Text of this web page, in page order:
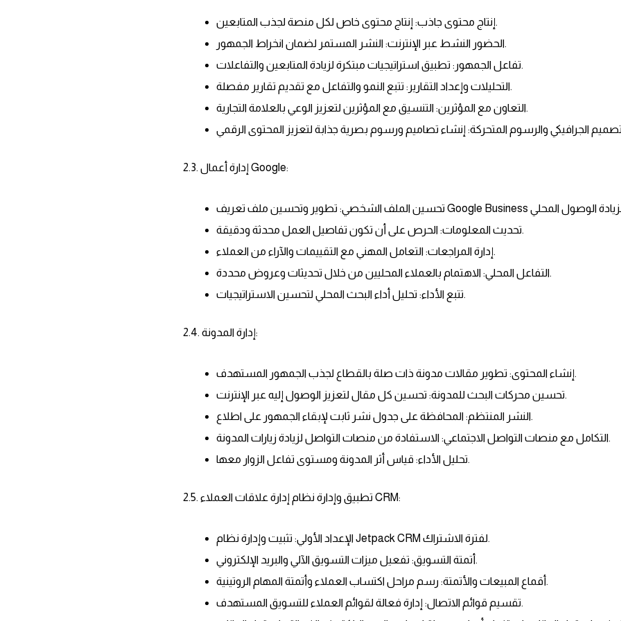
إنتاج محتوى جاذب: إنتاج محتوى خاص لكل منصة لجذب المتابعين.
الحضور النشط عبر الإنترنت: النشر المستمر لضمان انخراط الجمهور.
تفاعل الجمهور: تطبيق استراتيجيات مبتكرة لزيادة المتابعين والتفاعلات.
التحليلات وإعداد التقارير: تتبع النمو والتفاعل مع تقديم تقارير مفصلة.
التعاون مع المؤثرين: التنسيق مع المؤثرين لتعزيز الوعي بالعلامة التجارية.
2.3. إدارة أعمال Google:
تحديث المعلومات: الحرص على أن تكون تفاصيل العمل محدثة ودقيقة.
إدارة المراجعات: التعامل المهني مع التقييمات والآراء من العملاء.
التفاعل المحلي: الاهتمام بالعملاء المحليين من خلال تحديثات وعروض محددة.
تتبع الأداء: تحليل أداء البحث المحلي لتحسين الاستراتيجيات.
2.4. إدارة المدونة:
إنشاء المحتوى: تطوير مقالات مدونة ذات صلة بالقطاع لجذب الجمهور المستهدف.
تحسين محركات البحث للمدونة: تحسين كل مقال لتعزيز الوصول إليه عبر الإنترنت.
النشر المنتظم: المحافظة على جدول نشر ثابت لإبقاء الجمهور على اطلاع.
التكامل مع منصات التواصل الاجتماعي: الاستفادة من منصات التواصل لزيادة زيارات المدونة.
تحليل الأداء: قياس أثر المدونة ومستوى تفاعل الزوار معها.
2.5. تطبيق وإدارة نظام إدارة علاقات العملاء CRM:
الإعداد الأولي: تثبيت وإدارة نظام Jetpack CRM لفترة الاشتراك.
أتمتة التسويق: تفعيل ميزات التسويق الآلي والبريد الإلكتروني.
أقماع المبيعات والأتمتة: رسم مراحل اكتساب العملاء وأتمتة المهام الروتينية.
تقسيم قوائم الاتصال: إدارة فعالة لقوائم العملاء للتسويق المستهدف.